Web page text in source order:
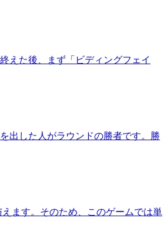
えた後、まず「ビディングフェイ
出した人がラウンドの勝者です。勝
ます。そのため、このゲームでは単